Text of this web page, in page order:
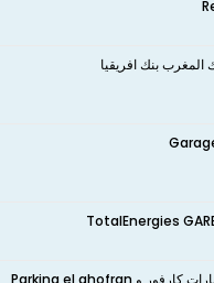
المغرب بنك افريقيا